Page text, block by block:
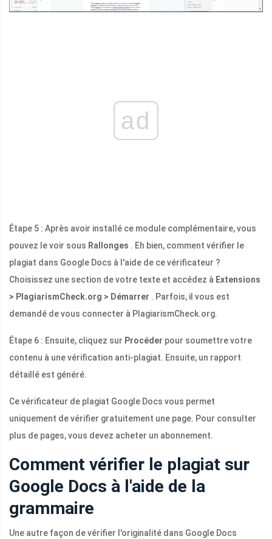
ad
Étape 5 : Après avoir installé ce module complémentaire, vous
pouvez le voir sous Rallonges . Eh bien, comment vérifier le
plagiat dans Google Docs à l'aide de ce vérificateur ?
Choisissez une section de votre texte et accédez à Extensions
> PlagiarismCheck.org > Démarrer . Parfois, il vous est
demandé de vous connecter à PlagiarismCheck.org.
Étape 6 : Ensuite, cliquez sur Procéder pour soumettre votre
contenu à une vérification anti-plagiat. Ensuite, un rapport
détaillé est généré.
Ce vérificateur de plagiat Google Docs vous permet
uniquement de vérifier gratuitement une page. Pour consulter
plus de pages, vous devez acheter un abonnement.
Comment vérifier le plagiat sur
Google Docs à l'aide de la
grammaire
Une autre façon de vérifier l'originalité dans Google Docs